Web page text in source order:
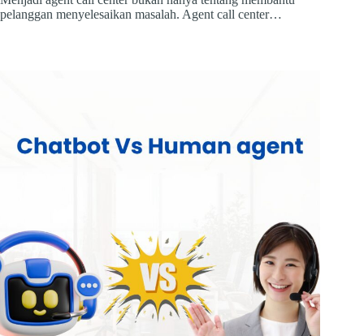
pelanggan menyelesaikan masalah. Agent call center…